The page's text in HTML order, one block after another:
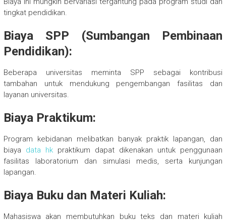
tingkat pendidikan.
Biaya SPP (Sumbangan Pembinaan
Pendidikan):
Beberapa universitas meminta SPP sebagai kontribusi
tambahan untuk mendukung pengembangan fasilitas dan
layanan universitas.
Biaya Praktikum:
Program kebidanan melibatkan banyak praktik lapangan, dan
biaya data hkpraktikum dapat dikenakan untuk penggunaan
fasilitas laboratorium dan simulasi medis, serta kunjungan
lapangan.
Biaya Buku dan Materi Kuliah:
Mahasiswa akan membutuhkan buku teks dan materi kuliah